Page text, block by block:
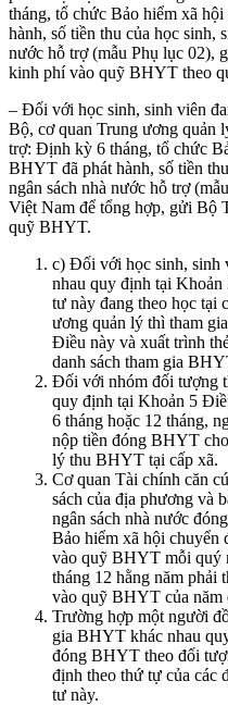
tháng, tổ chức Bảo hiểm xã
hành, số tiền thu của học sinh,
nước hỗ trợ (mẫu Phụ lục 02),
kinh phí vào quỹ BHYT theo
– Đối với học sinh, sinh viên
Bộ, cơ quan Trung ương quản
trợ: Định kỳ 6 tháng, tổ chức
BHYT đã phát hành, số tiền
ngân sách nhà nước hỗ trợ
Việt Nam để tổng hợp, gửi Bộ
quỹ BHYT.
c) Đối với học sinh, sinh
nhau quy định tại
tư này đang theo học tại
ương quản lý thì tham
Điều này và xuất trình
danh sách tham gia
Đối với nhóm đối tượng
quy định tại Khoản 5
6 tháng hoặc 12 tháng,
nộp tiền đóng BHYT
lý thu BHYT tại cấp xã.
Cơ quan Tài chính căn
sách của địa phương và
ngân sách nhà nước
Bảo hiểm xã hội chuyển
vào quỹ BHYT mỗi quý
tháng 12 hằng năm phải
vào quỹ BHYT của năm
Trường hợp một người
gia BHYT khác nhau
đóng BHYT theo đối
định theo thứ tự của
tư này.